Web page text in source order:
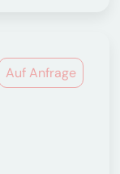
Auf Anfrage